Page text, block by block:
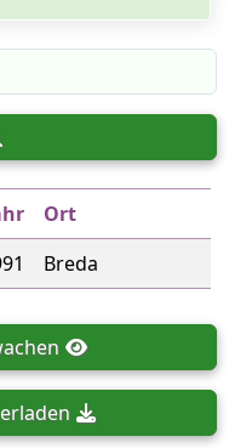
Ort
Breda